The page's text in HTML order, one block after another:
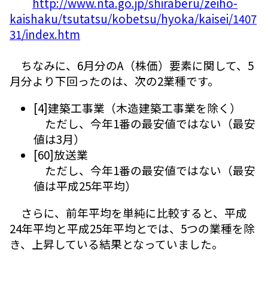
kaishaku/tsutatsu/kobetsu/hyoka/kaisei/1407
31/index.htm
ちなみに、6月分のA（株価）要素に関して、5
月分より下回ったのは、次の2業種です。
[4]建築工事業（木造建築工事業を除く）
ただし、今年1番の最安値ではない（最安
値は3月）
[60]放送業
ただし、今年1番の最安値ではない（最安
値は平成25年平均）
さらに、前年平均を単純に比較すると、平成
24年平均と平成25年平均とでは、5つの業種を除
き、上昇している結果となっていました。